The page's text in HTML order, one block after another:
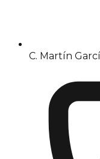
C. Martín